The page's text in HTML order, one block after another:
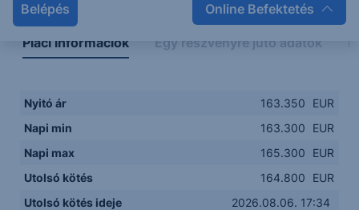
Belépés Online Befektetés
Piaci információk Egy részvényre jutó adatok
Nyitó ár 163.350
EUR
Napi min
163.300
EUR
Napi max
165.300
EUR
Utolsó kötés
164.800
EUR
Utolsó kötés ideje
2026.08.06. 17:34